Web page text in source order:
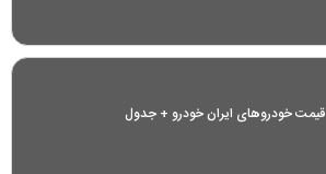
قیمت خودرو‌های ایران خودرو + جدول